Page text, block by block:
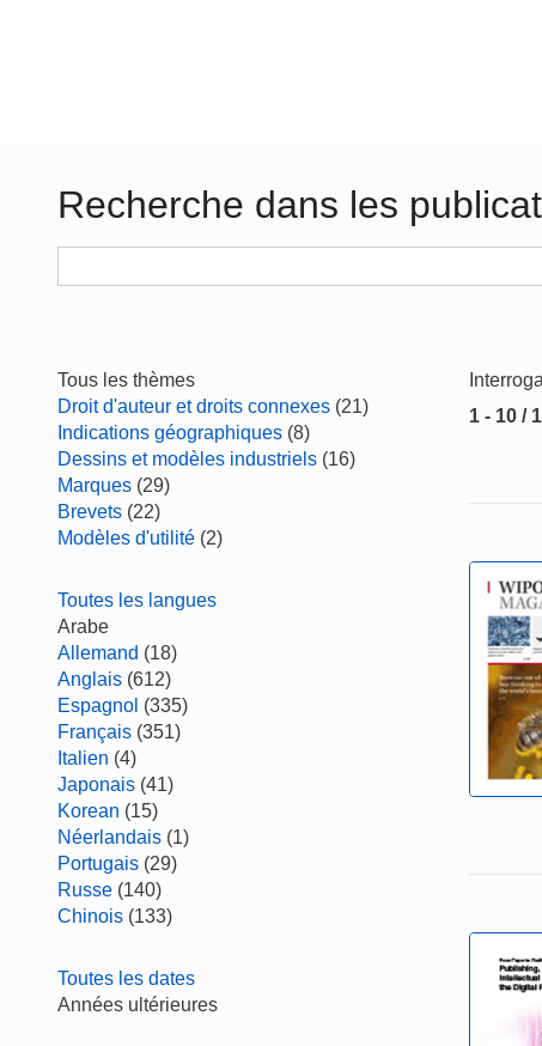
Recherche dans les
Tous les thèmes
Droit d'auteur et droits connexes (21)
Indications géographiques (8)
Dessins et modèles industriels (16)
Marques (29)
Brevets (22)
Modèles d'utilité (2)
Toutes les langues
Arabe
Allemand (18)
Anglais (612)
Espagnol (335)
Français (351)
Italien (4)
Japonais (41)
Korean (15)
Néerlandais (1)
Portugais (29)
Russe (140)
Chinois (133)
Toutes les dates
Années ultérieures
1 - 10 /